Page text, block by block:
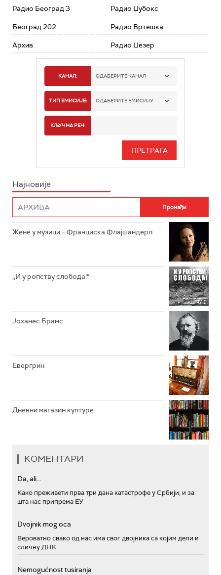
Радио Београд 3
Београд 202
Архив
Радио Џубокс
Радио Вртешка
Радио Џезер
КАНАЛ: ОДАБЕРИТЕ КАНАЛ
РАДИО БЕОГРАД 1
РАДИО БЕОГРАД 3
РАДИО РОКЕНРОЛЕР
ТИП ЕМИСИЈЕ: ОДАБЕРИТЕ ЕМИСИЈУ
ИНФО
КЉУЧНА РЕЧ:
Најновије
Жене у музици – Франциска Флајшандерл
,,И у ропству слобода!“
Јоханес Брамс
Евергрин
Дневни магазин културе
КОМЕНТАРИ
Da, ali...
Како преживети прва три дана катастрофе у Србији, и за
шта нас припрема ЕУ
Dvojnik mog oca
Вероватно свако од нас има свог двојника са којим дели и
сличну ДНК
Nemogućnost tusiranja